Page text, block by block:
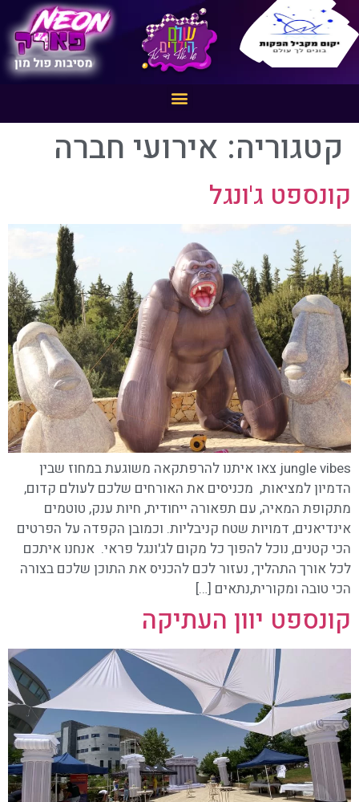
קטגוריה: אירועי חברה
קונספט ג'ונגל
jungle vibes צאו איתנו להרפתקאה משוגעת במחוז שבין
הדמיון למציאות, מכניסים את האורחים שלכם לעולם קדום,
מתקופת המאיה, עם תפאורה ייחודית, חיות ענק, טוטמים
אינדיאנים, דמויות שטח קניבליות. וכמובן הקפדה על הפרטים
הכי קטנים, נוכל להפוך כל מקום לג'ונגל פראי. אנחנו איתכם
לכל אורך התהליך, נעזור לכם להכניס את התוכן שלכם בצורה
הכי טובה ומקורית,נתאים […]
קונספט יוון העתיקה